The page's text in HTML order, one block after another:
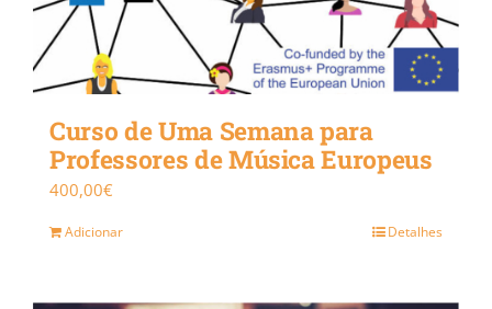
Curso de Uma Semana para
Professores de Música Europeus
400,00€
Adicionar Detalhes